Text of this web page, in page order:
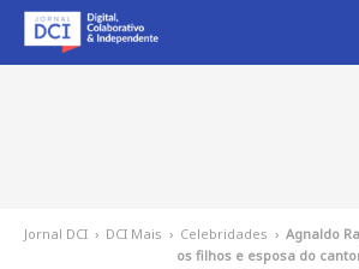
Jornal DCI › DCI Mais › Celebridades › Agnaldo
os filhos e esposa do